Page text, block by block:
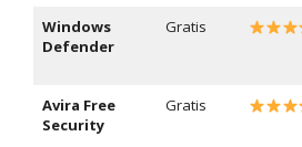
Windows
Defender
Gratis
Avira Free
Security
Gratis